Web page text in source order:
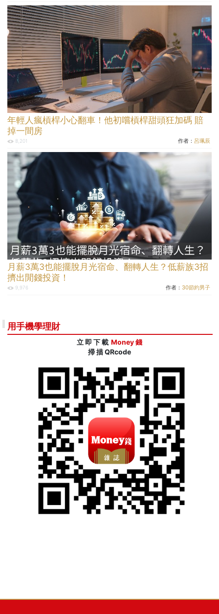
年輕人瘋槓桿小心翻車！他初嚐槓桿甜頭狂加碼 賠
掉一間房
8,201 作者： 呂珮辰
月薪3萬3也能擺脫月光宿命、翻轉人生？低薪族3招
擠出閒錢投資！
9,976 作者： 30節約男子
用手機學理財
立 即 下 載 Money 錢
掃 描 QRcode